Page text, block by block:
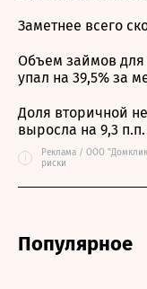
Заметнее всего
Объем займов для
упал на 39,5% за
Доля вторичной
выросла на 9,3 п.п.
i
Реклама / ООО
риски
Популярное